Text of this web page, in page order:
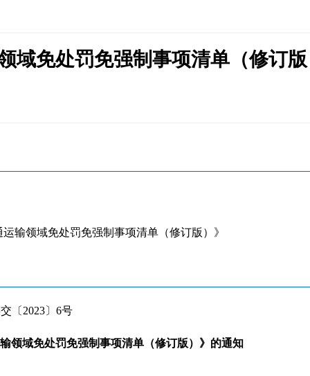
域免处罚免强制事项清单（修订
输领域免处罚免强制事项清单（修订版）》
〔2023〕6号
领域免处罚免强制事项清单（修订版）》的通知